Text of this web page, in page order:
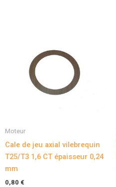
Moteur
Cale de jeu axial vilebrequin
T25/T3 1,6 CT épaisseur 0,24
mm
0,80 €